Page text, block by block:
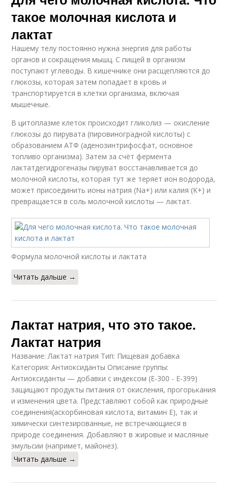
такое молочная кислота и
лактат
Нашему телу постоянно нужна энергия для работы
органов и сокращения мышц. С пищей в организм
поступают углеводы. В кишечнике они расщепляются до
глюкозы, которая затем попадает в кровь и
транспортируется в клетки организма, включая
мышечные.
В цитоплазме клеток происходит гликолиз — окисление
глюкозы до пирувата (пировиноградной кислоты) с
образованием АТФ (аденозинтрифосфат, основное
топливо организма). Затем за счёт фермента
лактатдегидрогеназы пируват восстанавливается до
молочной кислоты, которая тут же теряет ион водорода,
может присоединить ионы натрия (Na+) или калия (K+) и
превращается в соль молочной кислоты — лактат.
Формула молочной кислоты и лактата
Читать дальше →
Лактат натрия, что это такое.
Лактат натрия
Название: Лактат натрия Тип: Пищевая добавка
Категория: Антиоксиданты Описание группы:
Антиоксиданты — добавки с индексом (E-300 - E-399)
защищают продукты питания от окисления, прогорькания
и изменения цвета. Представляют собой как природные
соединения(аскорбиновая кислота, витамин Е), так и
химически синтезированные, не встречающиеся в
природе соединения. Добавляют в жировые и масляные
эмульсии (напримет, майонез).
Читать дальше →